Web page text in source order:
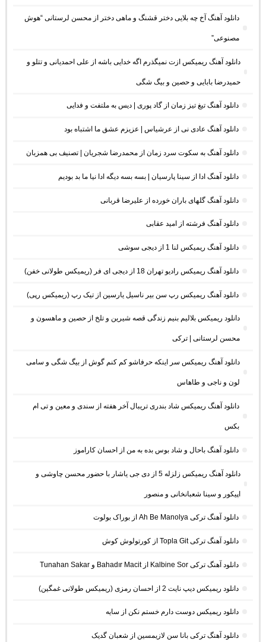
دانلود آهنگ آخ چه بلایی دختر قشنگ و ماهی دختر از محسن لرستانی “هوش
مصنوعی”
دانلود آهنگ ریمیکس ازت نمیگذرم اگه خدایی باشه از علی احمدیانی و تتلو و
حمیدرضا بابایی و حصین و بیگ شگی
دانلود آهنگ تیغ تیز زمان از گاد پوری | دیس به ملتفت و فدایی
دانلود آهنگ عادی نی از عرشیاس | عزیزم عشق ما اشتباه بود
دانلود آهنگ به سکوت سرد زمان از محمدرضا شجریان | تصنیف بی همزبان
دانلود آهنگ ادا از سینا پارسیان | بسه بسه دیگه ادا نیا ما بد بودیم
دانلود آهنگ گلهای باران خورده از علیرضا قربانی
دانلود آهنگ فرشته از امید عقابی
دانلود آهنگ ریمیکس لنا 1 از دیجی سوشی
دانلود آهنگ ریمیکس رادیو تهران 18 از دیجی ای فر (ریمیکس طولانی خفن)
دانلود آهنگ ریمیکس رپ سن بیر ناسیل یارسین از تیک رپ (ریمیکس رپی)
دانلود ریمیکس بلالیم بنیم زندگی قصه شیرین و تلخ از حصین و ماهسون و
محسن لرستانی | ترکی
دانلود آهنگ ریمیکس سر اینکه حرفاشو کم کنم گوش از بیگ شگی و سامی
لون و ناجی و طاهاس
دانلود آهنگ ریمیکس شاد بندری تریبال آخر هفته از سندی و معین و تی ام
بکس
دانلود آهنگ باحال و شاد بوس بده به من از احسان کاراموز
دانلود آهنگ ریمیکس زلزله 5 از دی جی یاشار با حضور محسن چاوشی و
اپیکور و سینا شعبانخانی و منصور
دانلود آهنگ ترکی Ah Be Manolya از بوراک بولوت
دانلود آهنگ ترکی Topla Git از کورتولوش کوش
دانلود آهنگ ترکی Kalbine Sor از Bahadır Macit و Tunahan Sakar
دانلود ریمیکس دیپ نایت 2 از احسان رمزی (ریمیکس طولانی غمگین)
دانلود ریمیکس دوست دارم خستم نکن از سایه
دانلود آهنگ ترکی بانا سن لازیمسین از شعبان گدیک